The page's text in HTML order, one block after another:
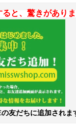
と、驚きがあり
友だちに追加されま